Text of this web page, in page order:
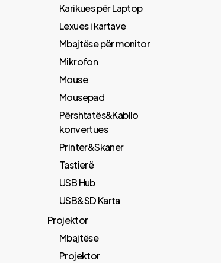
Karikues për Laptop
Lexues i kartave
Mbajtëse për monitor
Mikrofon
Mouse
Mousepad
Përshtatës&Kabllo
konvertues
Printer&Skaner
Tastierë
USB Hub
USB&SD Karta
Projektor
Mbajtëse
Projektor